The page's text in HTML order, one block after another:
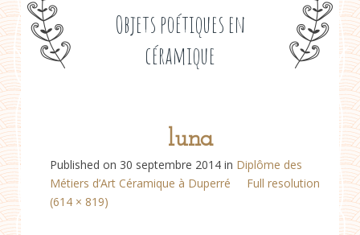
Objets poétiques en
céramique
luna
Published on 30 septembre 2014 in Diplôme des
Métiers d’Art Céramique à Duperré
Full resolution
(614 × 819)